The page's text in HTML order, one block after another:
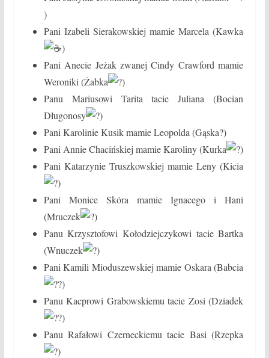
)
Pani Izabeli Sierakowskiej mamie Marcela (Kawka
)
Pani Anecie Jeżak zwanej Cindy Crawford mamie
Weroniki (Żabka
)
Panu Mariusowi Tarita tacie Juliana (Bocian
Długonosy
)
Pani Karolinie Kusik mamie Leopolda (Gąska?)
Pani Annie Chacińskiej mamie Karoliny (Kurka
)
Pani Katarzynie Truszkowskiej mamie Leny (Kicia
)
Pani Monice Skóra mamie Ignacego i Hani
(Mruczek
)
Panu Krzysztofowi Kołodziejczykowi tacie Bartka
(Wnuczek
)
Pani Kamili Mioduszewskiej mamie Oskara (Babcia
)
Panu Kacprowi Grabowskiemu tacie Zosi (Dziadek
)
Panu Rafałowi Czerneckiemu tacie Basi (Rzepka
)